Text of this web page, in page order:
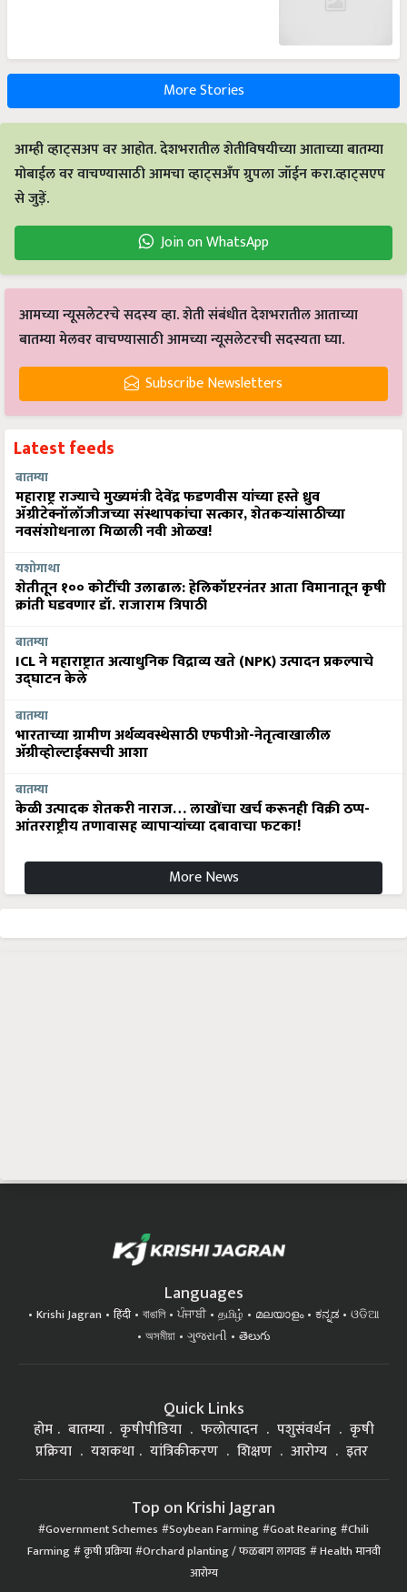
More Stories
आम्ही व्हाट्सअप वर आहोत. देशभरातील शेतीविषयीच्या आताच्या बातम्या
मोबाईल वर वाचण्यासाठी आमचा व्हाट्सअँप ग्रुपला जॉईन करा.व्हाट्सएप
से जुड़ें.
Join on WhatsApp
आमच्या न्यूसलेटरचे सदस्य व्हा. शेती संबंधीत देशभरातील आताच्या
बातम्या मेलवर वाचण्यासाठी आमच्या न्यूसलेटरची सदस्यता घ्या.
Subscribe Newsletters
Latest feeds
बातम्या
महाराष्ट्र राज्याचे मुख्यमंत्री देवेंद्र फडणवीस यांच्या हस्ते ध्रुव
ॲग्रीटेक्नॉलॉजीजच्या संस्थापकांचा सत्कार, शेतकऱ्यांसाठीच्या
नवसंशोधनाला मिळाली नवी ओळख!
यशोगाथा
शेतीतून १०० कोटींची उलाढाल: हेलिकॉप्टरनंतर आता विमानातून कृषी
क्रांती घडवणार डॉ. राजाराम त्रिपाठी
बातम्या
ICL ने महाराष्ट्रात अत्याधुनिक विद्राव्य खते (NPK) उत्पादन प्रकल्पाचे
उद्घाटन केले
बातम्या
भारताच्या ग्रामीण अर्थव्यवस्थेसाठी एफपीओ-नेतृत्वाखालील
अ‍ॅग्रीव्होल्टाईक्सची आशा
बातम्या
केळी उत्पादक शेतकरी नाराज… लाखोंचा खर्च करूनही विक्री ठप्प-
आंतरराष्ट्रीय तणावासह व्यापाऱ्यांच्या दबावाचा फटका!
More News
Languages
Krishi Jagran हिंदी বাঙালি ਪੰਜਾਬੀ தமிழ் മലയാളം ಕನ್ನಡ
ଓଡିଆ
অসমীয়া
ગુજરાતી తెలుగు
Quick Links
होम बातम्या कृषीपीडिया फलोत्पादन पशुसंवर्धन
कृषी
प्रक्रिया
यशकथा यांत्रिकीकरण शिक्षण आरोग्य इतर
Top on Krishi Jagran
Government Schemes Soybean Farming Goat Rearing Chili
Farming कृषी प्रक्रिया Orchard planting / फळबाग लागवड Health मानवी
आरोग्य